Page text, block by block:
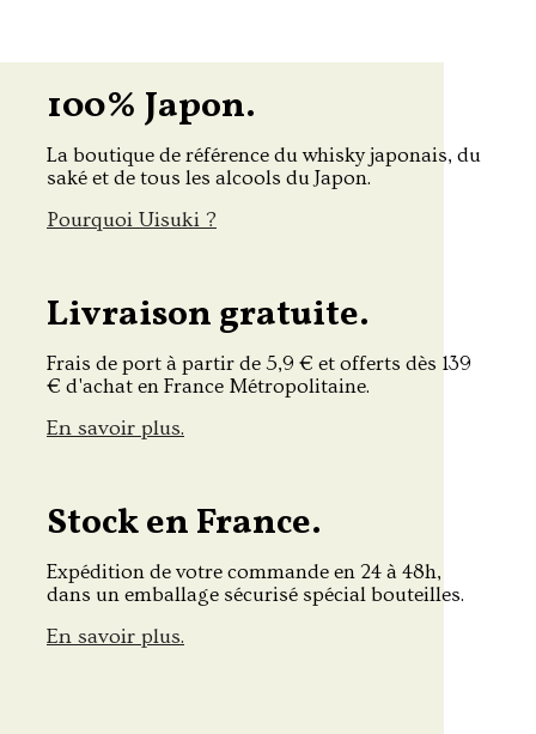
100% Japon.
La boutique de référence du whisky japonais, du
saké et de tous les alcools du Japon.
Pourquoi Uisuki ?
Livraison gratuite.
Frais de port à partir de 5,9 € et offerts dès 139
€ d'achat en France Métropolitaine.
En savoir plus.
Stock en France.
Expédition de votre commande en 24 à 48h,
dans un emballage sécurisé spécial bouteilles.
En savoir plus.